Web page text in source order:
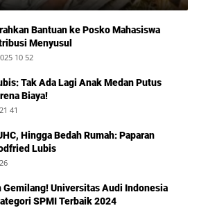
Bantuan ke Posko Mahasiswa
Menyusul
10 52
Tak Ada Lagi Anak Medan Putus
Biaya!
41
Hingga Bedah Rumah: Paparan
Lubis
Gemilang! Universitas Audi Indonesia
SPMI Terbaik 2024